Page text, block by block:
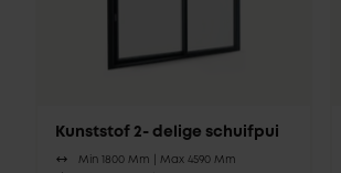
Kunststof 2- delige schuifpui
Min 1800 Mm | Max 4590 Mm